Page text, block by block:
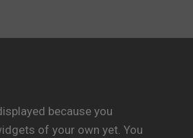
because you
of your own yet. You